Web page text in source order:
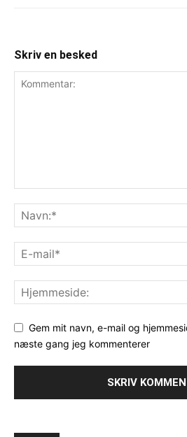
Skriv en besked
Gem mit navn, e-mail og
næste gang jeg kommenterer